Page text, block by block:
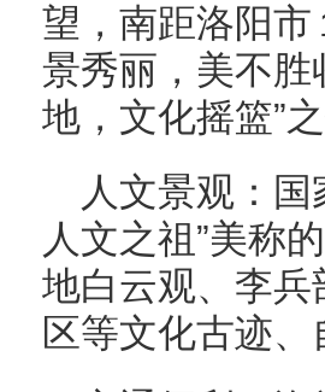
望，南距洛阳
景秀丽，美不胜
地，文化摇篮”之
人文景观：
人文之祖”美称
地白云观、李
区等文化古迹